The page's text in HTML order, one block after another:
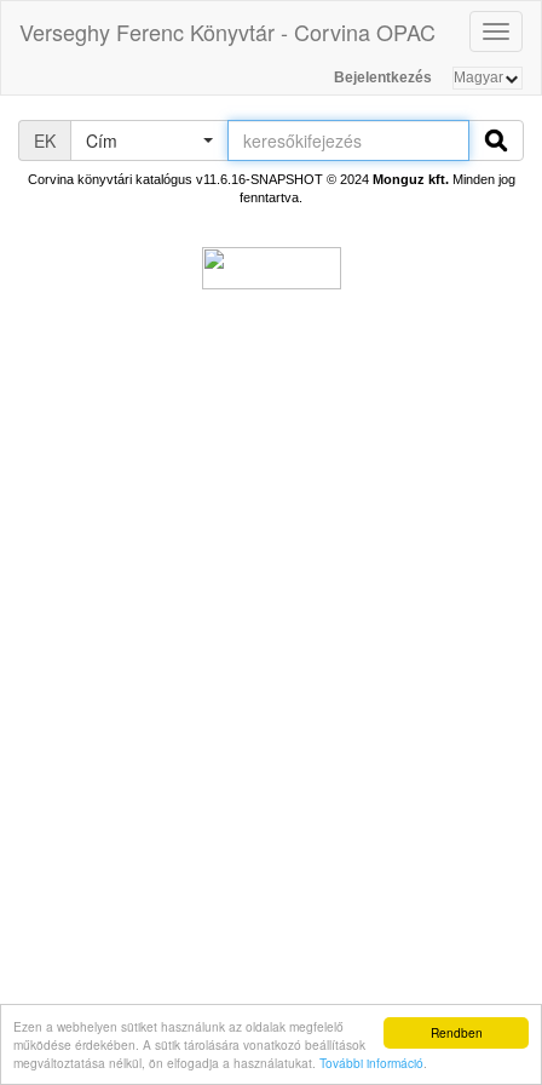
Rendben
Ezen a webhelyen sütiket használunk az oldalak megfelelő
működése érdekében. A sütik tárolására vonatkozó beállítások
megváltoztatása nélkül, ön elfogadja a használatukat. További információ.
Verseghy Ferenc Könyvtár - Corvina OPAC
Bejelentkezés
EK Cím
Corvina könyvtári katalógus v11.6.16-SNAPSHOT© 2024 Monguz kft.Minden jog
fenntartva.